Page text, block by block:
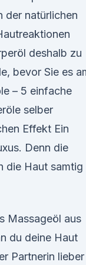
der natürlichen
deshalb zu
bevor Sie es
– 5 einfache
selber
Effekt Ein
Denn die
die Haut samtig
Massageöl aus
du deine Haut
Partnerin lieber